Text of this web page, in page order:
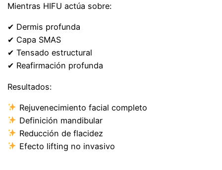
Mientras HIFU actúa sobre:
✔ Dermis profunda
✔ Capa SMAS
✔ Tensado estructural
✔ Reafirmación profunda
Resultados:
Rejuvenecimiento facial completo
Definición mandibular
Reducción de flacidez
Efecto lifting no invasivo